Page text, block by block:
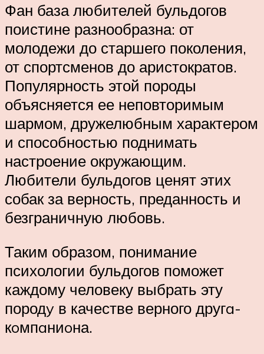
Фан база любителей бульдогов
поистине разнообразна: от
молодежи до старшего поколения,
от спортсменов до аристократов.
Популярность этой породы
объясняется ее неповторимым
шармом, дружелюбным характером
и способностью поднимать
настроение окружающим.
Любители бульдогов ценят этих
собак за верность, преданность и
безграничную любовь.
Таким образом, понимание
психологии бульдогов поможет
каждому человеку выбрать эту
породy в качестве верного другa-
кoмпaниoна.